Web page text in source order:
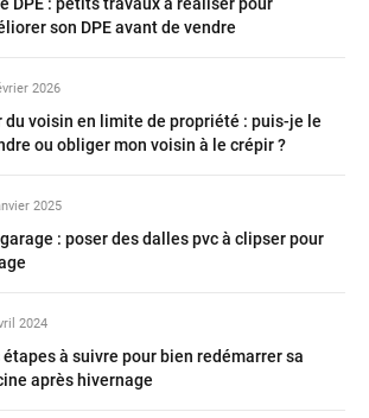
son DPE avant de vendre
2026
du voisin en limite de propriété : puis-je le
ou obliger mon voisin à le crépir ?
2025
: poser des dalles pvc à clipser pour
2024
étapes à suivre pour bien redémarrer sa
après hivernage